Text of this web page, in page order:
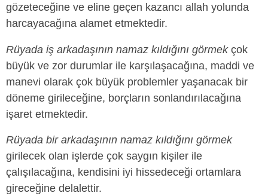
gözeteceğine ve eline geçen kazancı allah yolunda
harcayacağına alamet etmektedir.
Rüyada iş arkadaşının namaz kıldığını görmekçok
büyük ve zor durumlar ile karşılaşacağına, maddi ve
manevi olarak çok büyük problemler yaşanacak bir
döneme girileceğine, borçların sonlandırılacağına
işaret etmektedir.
Rüyada bir arkadaşının namaz kıldığını görmek
girilecek olan işlerde çok saygın kişiler ile
çalışılacağına, kendisini iyi hissedeceği ortamlara
gireceğine delalettir.